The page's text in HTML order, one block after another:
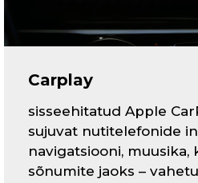
Carplay
sisseehitatud Apple
sujuvat nutitelefonide
navigatsiooni, muusika,
sõnumite jaoks –